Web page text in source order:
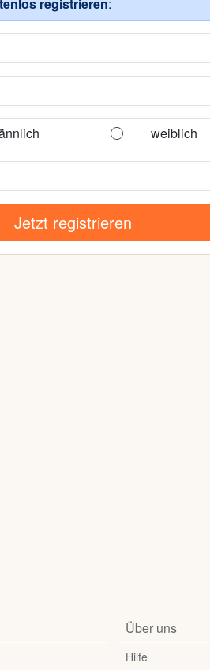
weiblich
Jetzt registrieren
Über uns
Hilfe